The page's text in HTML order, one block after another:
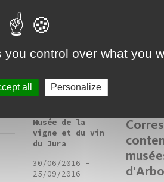
projet,
Musée de la
vigne et du vin
du Jura
30/06/2016 -
25/09/2016
control over what you
all Personalize